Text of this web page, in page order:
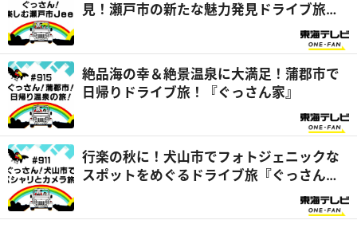
見！瀬戸市の新たな魅力発見ドライブ旅
絶品海の幸＆絶景温泉に大満足！蒲郡市で
日帰りドライブ旅！『ぐっさん家』
行楽の秋に！犬山市でフォトジェニックな
スポットをめぐるドライブ旅『ぐっさん